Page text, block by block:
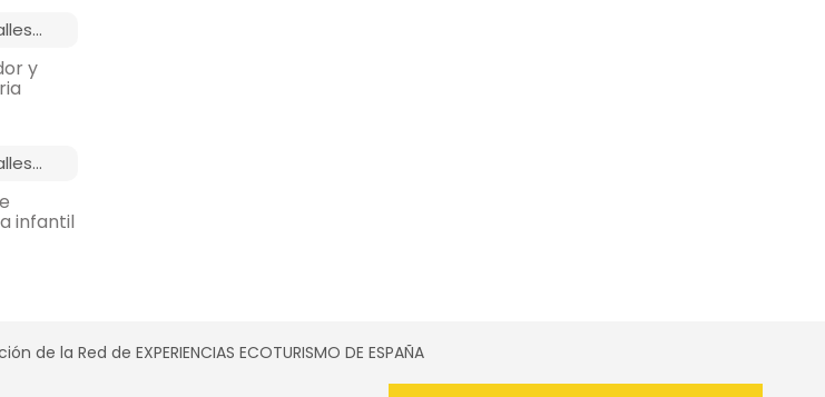
y
infantil
la Red de EXPERIENCIAS ECOTURISMO DE ESPAÑA